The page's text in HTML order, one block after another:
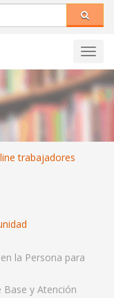
trabajadores
la Persona para
Base y Atención